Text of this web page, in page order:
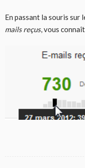
En passant la souris sur
mails reçus, vous